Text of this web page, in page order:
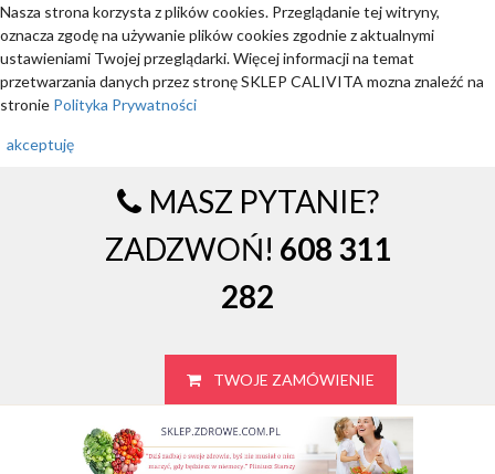
Nasza strona korzysta z plików cookies. Przeglądanie tej witryny,
oznacza zgodę na używanie plików cookies zgodnie z aktualnymi
ustawieniami Twojej przeglądarki. Więcej informacji na temat
przetwarzania danych przez stronę SKLEP CALIVITA mozna znaleźć na
stronie Polityka Prywatności
akceptuję
MASZ PYTANIE?
ZADZWOŃ! 608 311
282
TWOJE ZAMÓWIENIE